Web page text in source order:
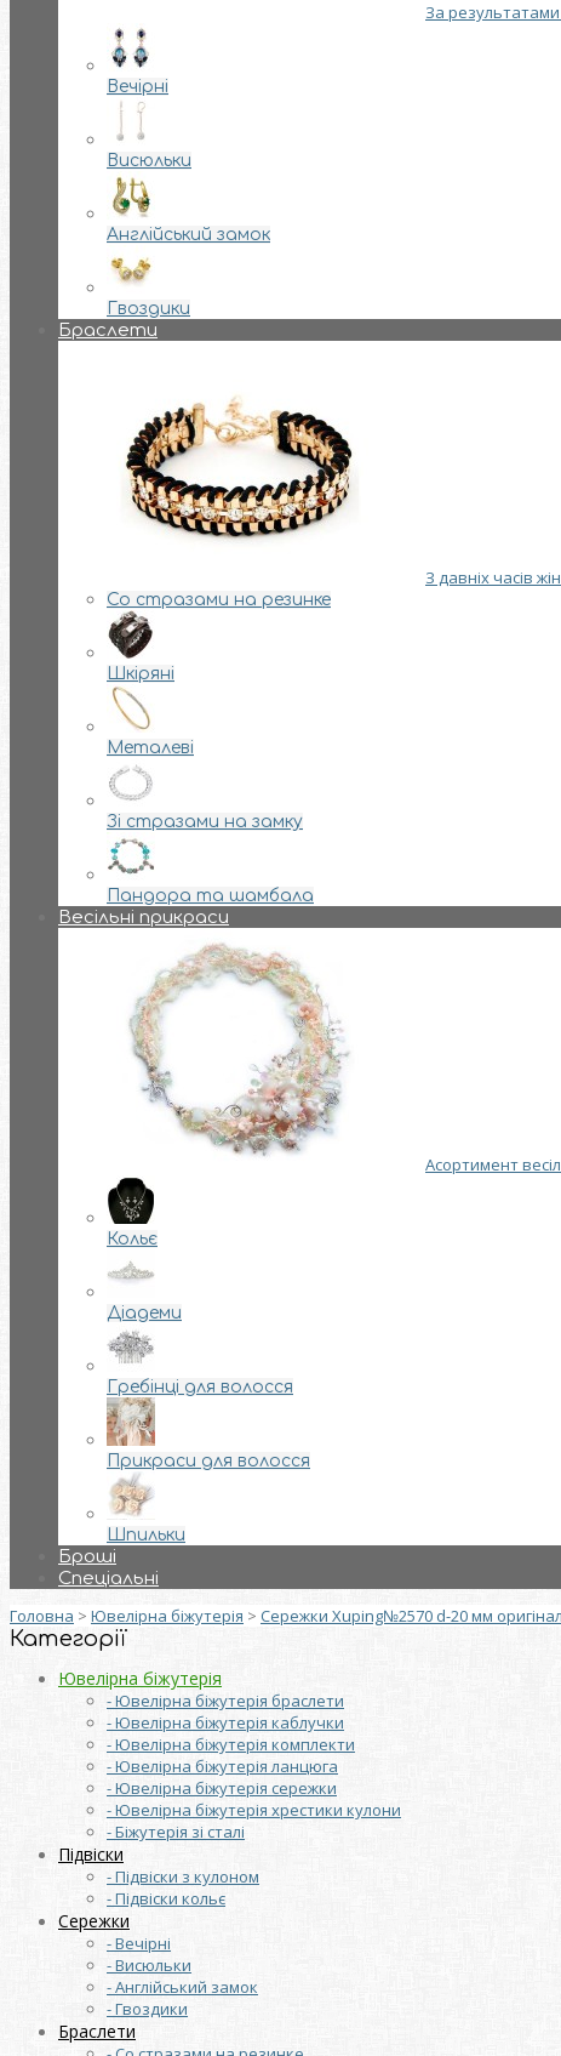
За
Вечірні
Висюльки
Англійський замок
Гвоздики
Браслети
З давніх часів
Со стразами на резинке
Шкіряні
Металеві
Зі стразами на замку
Пандора та шамбала
Весільні прикраси
Асортимент
Кольє
Діадеми
Гребінці для волосся
Прикраси для волосся
Шпильки
Броші
Спеціальні
Головна > Ювелірна біжутерія > Сережки Xuping№2570 d-20 мм
Категорії
Ювелірна біжутерія
- Ювелірна біжутерія браслети
- Ювелірна біжутерія каблучки
- Ювелірна біжутерія комплекти
- Ювелірна біжутерія ланцюга
- Ювелірна біжутерія сережки
- Ювелірна біжутерія хрестики кулони
- Біжутерія зі сталі
Підвіски
- Підвіски з кулоном
- Підвіски кольє
Сережки
- Вечірні
- Висюльки
- Англійський замок
- Гвоздики
Браслети